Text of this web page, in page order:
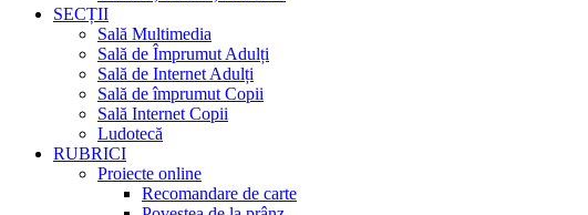
SECȚII
Sală Multimedia
Sală de Împrumut Adulți
Sală de Internet Adulți
Sală de împrumut Copii
Sală Internet Copii
Ludotecă
RUBRICI
Proiecte online
Recomandare de carte